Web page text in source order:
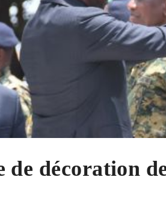
de décoration